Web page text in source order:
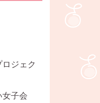
ジェク
女子会